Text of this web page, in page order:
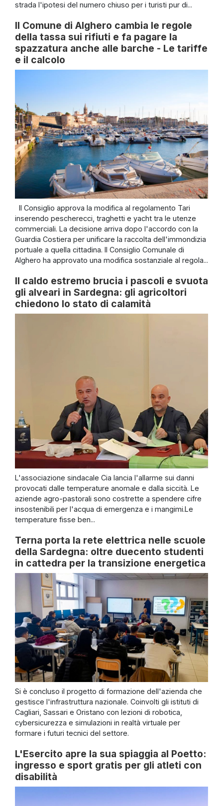
strada l'ipotesi del numero chiuso per i turisti pur di...
Il Comune di Alghero cambia le regole
della tassa sui rifiuti e fa pagare la
spazzatura anche alle barche - Le tariffe
e il calcolo
Il Consiglio approva la modifica al regolamento Tari
inserendo pescherecci, traghetti e yacht tra le utenze
commerciali. La decisione arriva dopo l'accordo con la
Guardia Costiera per unificare la raccolta dell'immondizia
portuale a quella cittadina. Il Consiglio Comunale di
Alghero ha approvato una modifica sostanziale al regola...
Il caldo estremo brucia i pascoli e svuota
gli alveari in Sardegna: gli agricoltori
chiedono lo stato di calamità
L'associazione sindacale Cia lancia l'allarme sui danni
provocati dalle temperature anomale e dalla siccità. Le
aziende agro-pastorali sono costrette a spendere cifre
insostenibili per l'acqua di emergenza e i mangimi.Le
temperature fisse ben...
Terna porta la rete elettrica nelle scuole
della Sardegna: oltre duecento studenti
in cattedra per la transizione energetica
Si è concluso il progetto di formazione dell'azienda che
gestisce l'infrastruttura nazionale. Coinvolti gli istituti di
Cagliari, Sassari e Oristano con lezioni di robotica,
cybersicurezza e simulazioni in realtà virtuale per
formare i futuri tecnici del settore.
L'Esercito apre la sua spiaggia al Poetto:
ingresso e sport gratis per gli atleti con
disabilità